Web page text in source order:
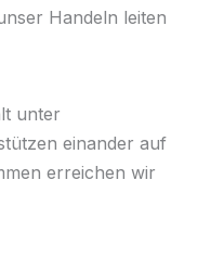
Handeln leiten
unter
einander auf
erreichen wir